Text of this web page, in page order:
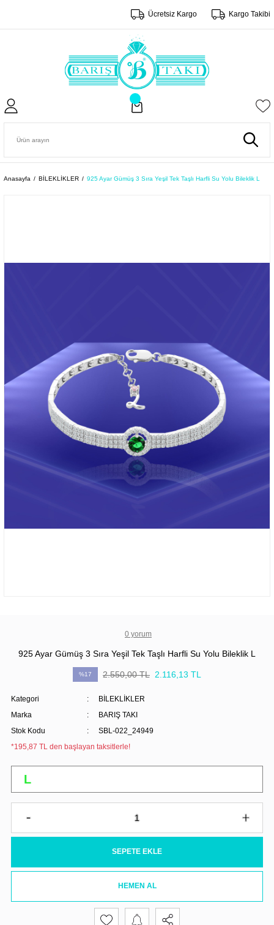
Ücretsiz Kargo Kargo Takibi
Anasayfa BİLEKLİKLER 925 Ayar Gümüş 3 Sıra Yeşil Tek Taşlı Harfli Su Yolu Bileklik L
0 yorum
925 Ayar Gümüş 3 Sıra Yeşil Tek Taşlı Harfli Su Yolu Bileklik L
%17 2.550,00 TL 2.116,13 TL
Kategori
BİLEKLİKLER
Marka
BARIŞ TAKI
Stok Kodu
SBL-022_24949
*195,87 TL den başlayan taksitlerle!
SEPETE EKLE
HEMEN AL